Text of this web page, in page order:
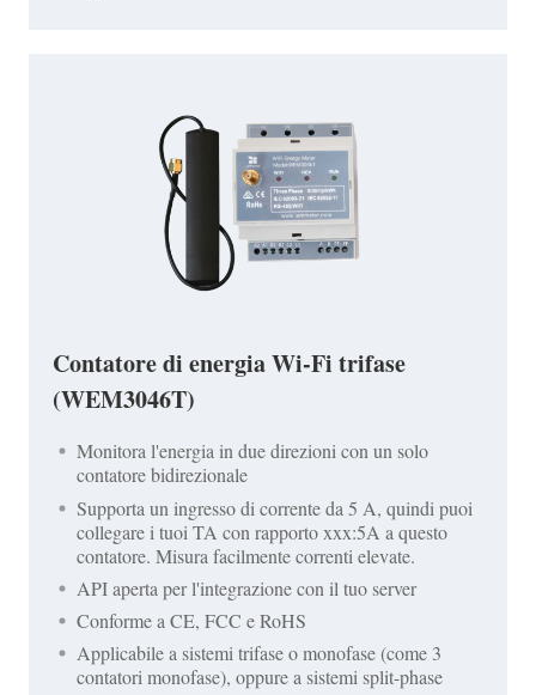
Contatore di energia Wi-Fi trifase
(WEM3046T)
Monitora l'energia in due direzioni con un solo
contatore bidirezionale
Supporta un ingresso di corrente da 5 A, quindi puoi
collegare i tuoi TA con rapporto xxx:5A a questo
contatore. Misura facilmente correnti elevate.
API aperta per l'integrazione con il tuo server
Conforme a CE, FCC e RoHS
Applicabile a sistemi trifase o monofase (come 3
contatori monofase), oppure a sistemi split-phase